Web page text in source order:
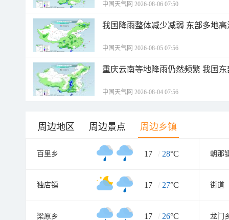
中国天气网 2026-08-06 07:50
我国降雨整体减少减弱 东部多地
中国天气网 2026-08-05 07:56
重庆云南等地降雨仍然频繁 我国
中国天气网 2026-08-04 07:56
周边地区 周边景点 周边乡镇
百里乡 17 / 28°C 朝那
独店镇 17 / 27°C 街道
梁原乡 17 / 26°C 龙门